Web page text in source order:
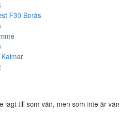
F30 Borås
Kalmar
lagt till som vän, men som inte är